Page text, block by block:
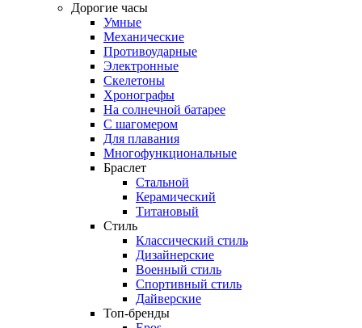
Дорогие часы
Умные
Механические
Противоударные
Электронные
Скелетоны
Хронографы
На солнечной батарее
С шагомером
Для плавания
Многофункциональные
Браслет
Стальной
Керамический
Титановый
Стиль
Классический стиль
Дизайнерские
Военный стиль
Спортивный стиль
Дайверские
Топ-бренды